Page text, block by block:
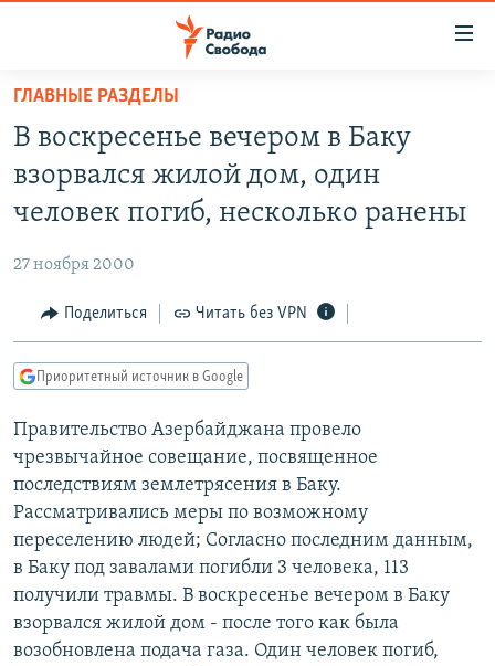
упрощенного
доступа
основному
Вернутся
Вернутся
поиску
ПОДКАСТЫ
АВТОРСКИЕ ПРОЕКТЫ
МНЕНИЯ
КУЛЬТУРА
КАВКАЗ.РЕАЛИИ
СЕВЕР.РЕАЛИИ
СИБИРЬ.РЕАЛИИ
РАСПИСАНИЕ ВЕЩАНИЯ
ПОДПИШИТЕСЬ НА РАССЫЛКУ
ГЛАВНЫЕ РАЗДЕЛЫ
В воскресенье вечером в Баку
взорвался жилой дом, один
человек погиб, несколько ранены
27 ноября 2000
Поделиться Читать без VPN
Приоритетный источник в Google
Правительство Азербайджана провело
чрезвычайное совещание, посвященное
последствиям землетрясения в Баку.
Рассматривались меры по возможному
переселению людей; Согласно последним данным,
в Баку под завалами погибли 3 человека, 113
получили травмы. В воскресенье вечером в Баку
взорвался жилой дом - после того как была
возобновлена подача газа. Один человек погиб,